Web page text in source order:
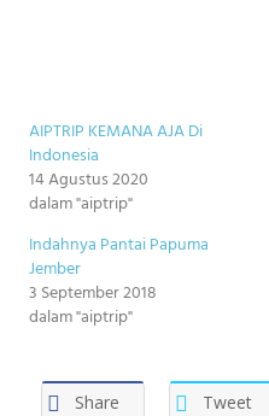
AIPTRIP KEMANA AJA Di
Indonesia
14 Agustus 2020
dalam "aiptrip"
Indahnya Pantai Papuma
Jember
3 September 2018
dalam "aiptrip"
Share Tweet